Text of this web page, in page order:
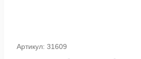
Артикул: 31609